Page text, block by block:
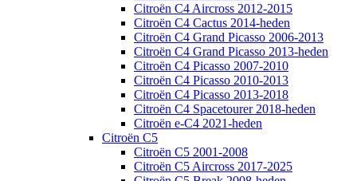
Citroën C4 Aircross 2012-2015
Citroën C4 Cactus 2014-heden
Citroën C4 Grand Picasso 2006-2013
Citroën C4 Grand Picasso 2013-heden
Citroën C4 Picasso 2007-2010
Citroën C4 Picasso 2010-2013
Citroën C4 Picasso 2013-2018
Citroën C4 Spacetourer 2018-heden
Citroën e-C4 2021-heden
Citroën C5
Citroën C5 2001-2008
Citroën C5 Aircross 2017-2025